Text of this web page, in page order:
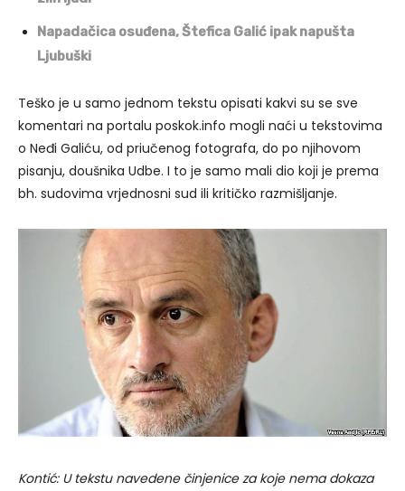
Napadačica osuđena, Štefica Galić ipak napušta
Ljubuški
Teško je u samo jednom tekstu opisati kakvi su se sve
komentari na portalu poskok.info mogli naći u tekstovima
o Neđi Galiću, od priučenog fotografa, do po njihovom
pisanju, doušnika Udbe. I to je samo mali dio koji je prema
bh. sudovima vrjednosni sud ili kritičko razmišljanje.
Kontić: U tekstu navedene činjenice za koje nema dokaza